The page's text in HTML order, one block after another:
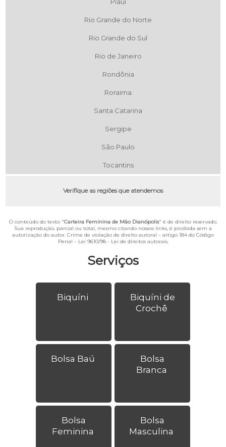
Serviços
Biquíni
Biquíni de
Crochê
Bolsa Baú
Bolsa
Branca
Bolsa
Feminina
Bolsa
Masculina
Rio Grande do Norte
Rio Grande do Sul
Rio de Janeiro
Rondônia
Roraima
Santa Catarina
Sergipe
São Paulo
Tocantins
Verifique as regiões que atendemos
O conteúdo do texto "Carteira Feminina de Mão Dianópolis" é de direito reservado.
Sua reprodução, parcial ou total, mesmo citando nossos links, é proibida sem a
autorização do autor. Crime de violação de direito autoral – artigo 184 do Código
Penal – Lei 9610/98 - Lei de direitos autorais.